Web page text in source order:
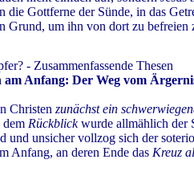
die Gottferne der Sünde, in das
Grund, um ihn von dort zu befreien
- Zusammenfassende Thesen
Anfang: Der Weg vom
Christen zunächst ein
dem Rückblickwurde allmählich der
und unsicher vollzog sich der
Anfang, an deren Ende das Kreuz